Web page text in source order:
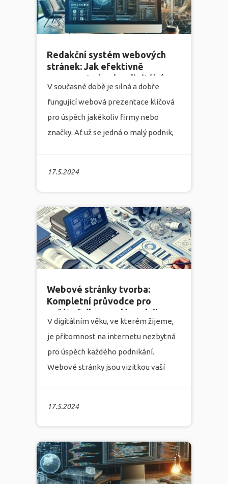
17.5.2024
Redakční systém webových
stránek: Jak efektivně
spravovat obsah v digitálním
věku
V současné době je silná a dobře
fungující webová prezentace klíčová
pro úspěch jakékoliv firmy nebo
značky. Ať už se jedná o malý podnik,
identity. Zde vstupuje na scénu
redakční systém webových stránek,
který je nezbytným nástrojem pro
efektivní správu obsahu vaší stránky.
více
17.5.2024
Webové stránky tvorba:
Kompletní průvodce pro
začátečníky a malé podniky
V digitálním věku, ve kterém žijeme,
je přítomnost na internetu nezbytná
pro úspěch každého podnikání.
Webové stránky jsou vizitkou vaší
pro vyhledávače. Marketingová
agenturaInfonias víceletými
zkušenostmi v oblasti tvorby
webových stránek, marketingu,